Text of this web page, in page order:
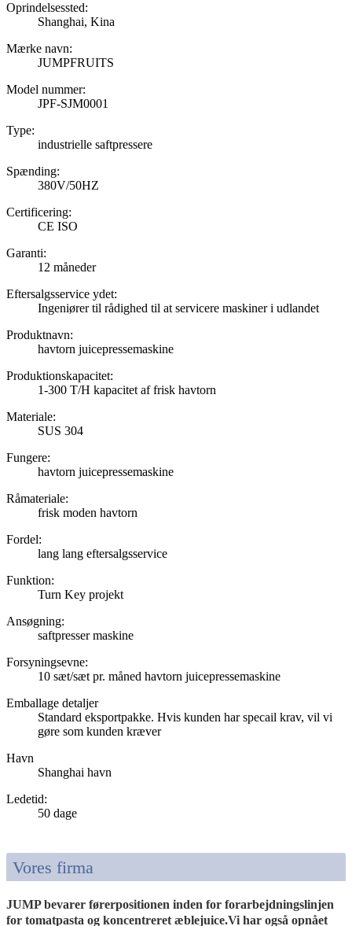
Oprindelsessted:
Shanghai, Kina
Mærke navn:
JUMPFRUITS
Model nummer:
JPF-SJM0001
Type:
industrielle saftpressere
Spænding:
380V/50HZ
Certificering:
CE ISO
Garanti:
12 måneder
Eftersalgsservice ydet:
Ingeniører til rådighed til at servicere maskiner i udlandet
Produktnavn:
havtorn juicepressemaskine
Produktionskapacitet:
1-300 T/H kapacitet af frisk havtorn
Materiale:
SUS 304
Fungere:
havtorn juicepressemaskine
Råmateriale:
frisk moden havtorn
Fordel:
lang lang eftersalgsservice
Funktion:
Turn Key projekt
Ansøgning:
saftpresser maskine
Forsyningsevne:
10 sæt/sæt pr. måned havtorn juicepressemaskine
Emballage detaljer
Standard eksportpakke. Hvis kunden har specail krav, vil vi
gøre som kunden kræver
Havn
Shanghai havn
Ledetid:
50 dage
Vores firma
JUMP bevarer førerpositionen inden for forarbejdningslinjen
for tomatpasta og koncentreret æblejuice.Vi har også opnået